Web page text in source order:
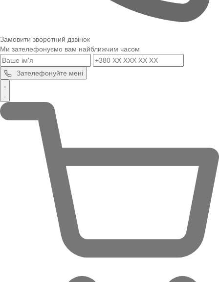
Замовити зворотний дзвінок
Ми зателефонуємо вам найближчим часом
Зателефонуйте мені